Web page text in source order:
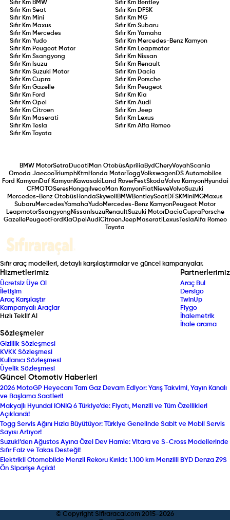
Sıfır Km BMW Sıfır Km Bentley
Sıfır KmSeat Sıfır Km DFSK
Sıfır Km Mini Sıfır Km MG
Sıfır Km Maxus Sıfır Km Subaru
Sıfır Km Mercedes Sıfır Km Yamaha
Sıfır KmYudo Sıfır Km Mercedes-Benz Kamyon
Sıfır Km Peugeot Motor Sıfır Km Leapmotor
Sıfır KmSsangyong Sıfır Km Nissan
Sıfır Km Isuzu Sıfır Km Renault
Sıfır KmSuzuki Motor Sıfır Km Dacia
Sıfır KmCupra Sıfır Km Porsche
Sıfır KmGazelle Sıfır Km Peugeot
Sıfır Km Ford Sıfır Km Kia
Sıfır KmOpel Sıfır Km Audi
Sıfır KmCitroen Sıfır Km Jeep
Sıfır Km Maserati Sıfır Km Lexus
Sıfır Km
Tesla Sıfır Km Alfa Romeo
Sıfır Km
Toyota
BMW MotorSetra Ducati Man OtobüsAprilia BydCheryVoyahScania
Omoda JaecooTriumphKtmHonda MotorToggVolkswagenDS Automobiles
Ford KamyonDaf KamyonKawasaki Land RoverFestSkodaVolvo KamyonHyundai
CFMOTOSeres Hongqı IvecoMan KamyonFiatNieveVolvoSuzuki
Mercedes-Benz Otobüs HondaSkywell BMWBentleySeatDFSKMini MGMaxus
SubaruMercedesYamahaYudoMercedes-Benz KamyonPeugeot Motor
LeapmotorSsangyong NissanIsuzuRenaultSuzuki MotorDaciaCupra Porsche
GazellePeugeotFord KiaOpel AudiCitroenJeep Maserati Lexus TeslaAlfa Romeo
Toyota
Sıfır araç modelleri, detaylı karşılaştırmalar ve güncel kampanyalar.
Hizmetlerimiz
Ücretsiz Üye Ol
İletişim
Araç Karşılaştır
Kampanyalı Araçlar
Hızlı Teklif Al
Partnerlerimiz
Araç Bul
Dersigo
TwinUp
Fiygo
İhalemetrik
İhale arama
Sözleşmeler
Gizlilik Sözleşmesi
KVKK Sözleşmesi
Kullanıcı Sözleşmesi
Üyelik Sözleşmesi
Güncel Otomotiv Haberleri
2026 MotoGP Heyecanı Tam Gaz Devam Ediyor: Yarış Takvimi, Yayın Kanalı
ve Başlama Saatleri!
Makyajlı Hyundai IONIQ 6 Türkiye’de: Fiyatı, Menzili ve Tüm Özellikleri
Açıklandı!
Togg Servis Ağını Hızla Büyütüyor: Türkiye Genelinde Sabit ve Mobil Servis
Sayısı Artıyor!
Suzuki’den Ağustos Ayına Özel Dev Hamle: Vitara ve S-Cross Modellerinde
Sıfır Faiz ve Takas Desteği!
Elektrikli Otomobilde Menzil Rekoru Kırıldı: 1.100 km Menzilli BYD Denza Z9S
Ön Siparişe Açıldı!
© Copyright Sifiraracal.com 2015-2026